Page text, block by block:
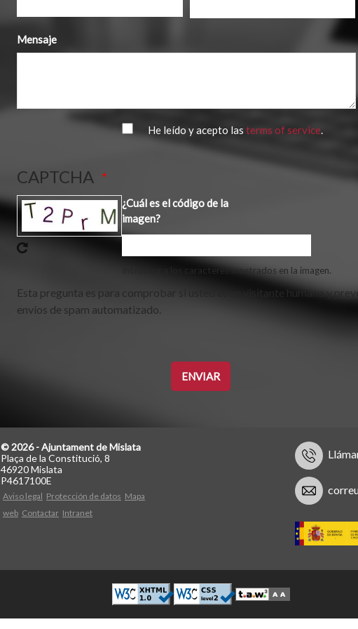
Mensaje
He leído y acepto lasterms of service.
CAPTCHA
¿Cuál es el código de la
imagen?
Introduzca los caracteres mostrados en la imagen.
Esta pregunta es para comprobar si usted es un visitante humano y
envíos de spam automatizado.
© 2026 - Ajuntament de Mislata
Plaça de la Constitució, 8
46920 Mislata
P4617100E
Aviso legal Protección de datos Mapa
web Contactar Intranet